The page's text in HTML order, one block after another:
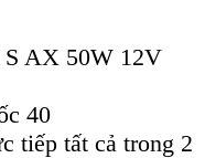
S AX 50W 12V
40
tiếp tất cả trong 2